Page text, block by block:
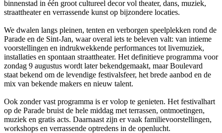
binnenstad in één groot cultureel decor vol theater, dans, muziek,
straattheater en verrassende kunst op bijzondere locaties.
We dwalen langs pleinen, tenten en verborgen speelplekken rond de
Parade en de Sint-Jan, waar overal iets te beleven valt: van intieme
voorstellingen en indrukwekkende performances tot livemuziek,
installaties en spontaan straattheater. Het definitieve programma voor
zondag 9 augustus wordt later bekendgemaakt, maar Boulevard
staat bekend om de levendige festivalsfeer, het brede aanbod en de
mix van bekende makers en nieuw talent.
Ook zonder vast programma is er volop te genieten. Het festivalhart
op de Parade bruist de hele middag met terrassen, ontmoetingen,
muziek en gratis acts. Daarnaast zijn er vaak familievoorstellingen,
workshops en verrassende optredens in de openlucht.